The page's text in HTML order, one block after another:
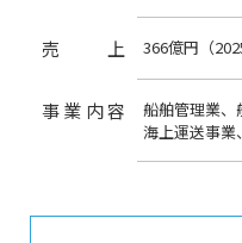
売上 366億円（
事業内容
船舶管理業、
海上運送事業